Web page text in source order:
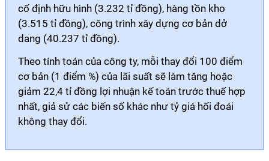
cố định hữu hình (3.232 tỉ đồng), hàng tồn kho
(3.515 tỉ đồng), công trình xây dựng cơ bản dở
dang (40.237 tỉ đồng).
Theo tính toán của công ty, mỗi thay đổi 100 điểm
cơ bản (1 điểm %) của lãi suất sẽ làm tăng hoặc
giảm 22,4 tỉ đồng lợi nhuận kế toán trước thuế hợp
nhất, giả sử các biến số khác như tỷ giá hối đoái
không thay đổi.